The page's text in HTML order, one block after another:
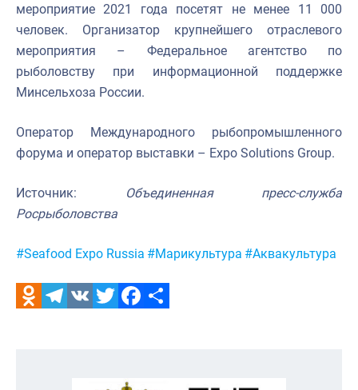
мероприятие 2021 года посетят не менее 11 000
человек. Организатор крупнейшего отраслевого
мероприятия – Федеральное агентство по
рыболовству при информационной поддержке
Минсельхоза России.
Оператор Международного рыбопромышленного
форума и оператор выставки – Expo Solutions Group.
Источник:
Объединенная пресс-служба
Росрыболовства
Метки:
#Seafood Expo Russia #Марикультура #Аквакультура